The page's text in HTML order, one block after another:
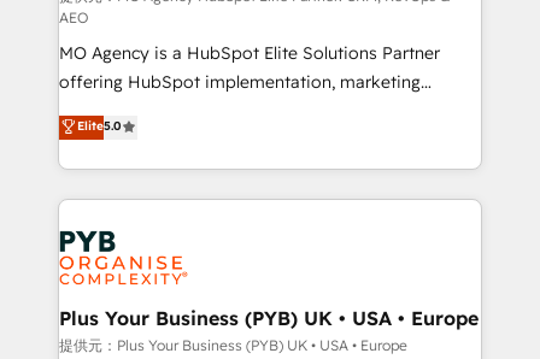
supported over 500 organisations with HubSpot
implementation, optimisation, training, and
adoption assurance. Our tried and tested Roadmap
methodology will ensure that you receive the best
deployment experience possible. Whether you are
new to HubSpot or seeking to turn around a poor
install, our team have the change management
expertise to deliver the solutions you need.
AEO
MO Agency is a HubSpot Elite Solutions Partner
offering HubSpot implementation, marketing
automation, CRM and RevOps consulting, data
architecture, sales enablement, lifecycle automation,
lead scoring and revenue reporting. HubSpot,
Salesforce and integrated enterprise stacks. Digital
Marketing, Answer Engine Optimisation, and
Generative Engine Optimisation (AI Search),
HubSpot Content Hub, WordPress development,
B2B SEO, paid media, and content. We work with
enterprise and growth-led companies across
Elite5.0
Plus Your Business (PYB) UK • USA • Europe
提供元：Plus Your Business (PYB) UK • USA • Europe